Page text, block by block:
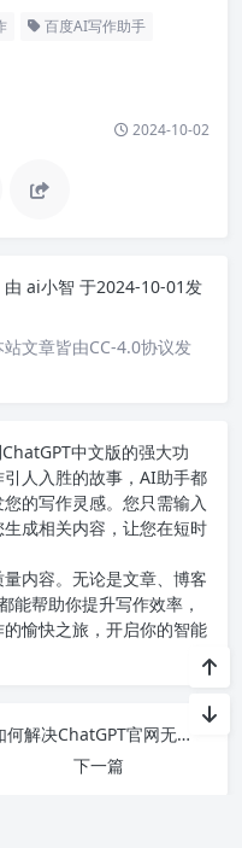
百度AI写作助手
2024-10-02
ai小智 于2024-10-01发
文章皆由CC-4.0协议发
ChatGPT中文版的强大功
人入胜的故事，AI助手都
的写作灵感。您只需输入
成相关内容，让您在短时
内容。无论是文章、博客
能帮助你提升写作效率，
的愉快之旅，开启你的智能
如何解决ChatGPT官网无法访问的问题和相关的解决技巧分享
下一篇